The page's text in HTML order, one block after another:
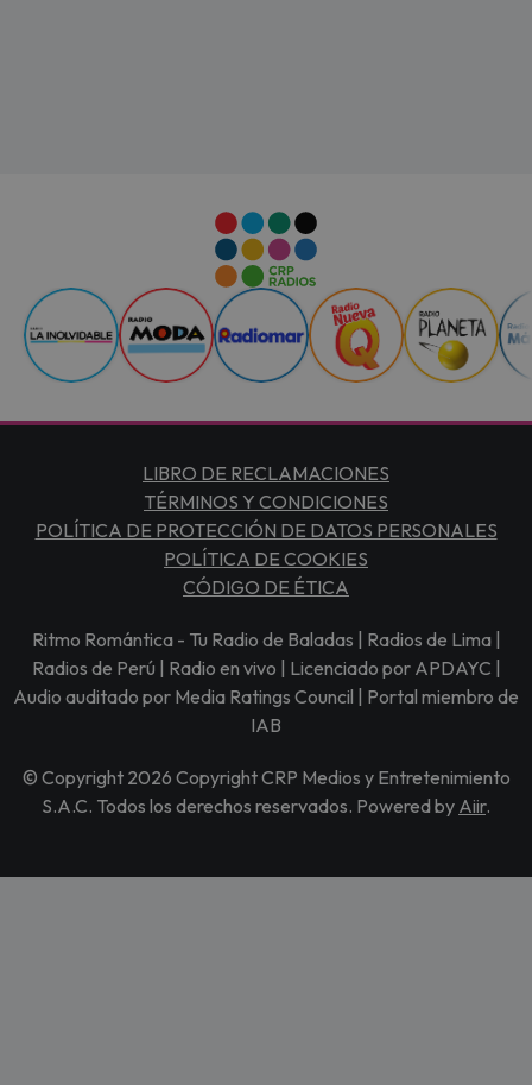
LIBRO DE RECLAMACIONES
TÉRMINOS Y CONDICIONES
POLÍTICA DE PROTECCIÓN DE DATOS PERSONALES
POLÍTICA DE COOKIES
CÓDIGO DE ÉTICA
Ritmo Romántica - Tu Radio de Baladas | Radios de Lima |
Radios de Perú | Radio en vivo | Licenciado por APDAYC |
Audio auditado por Media Ratings Council | Portal miembro de
IAB
© Copyright 2026 Copyright CRP Medios y Entretenimiento
S.A.C. Todos los derechos reservados. Powered by Aiir.